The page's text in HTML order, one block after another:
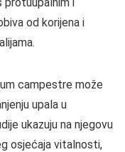
od korijena i
campestre može
upala u
ukazuju na njegovu
osjećaja vitalnosti,